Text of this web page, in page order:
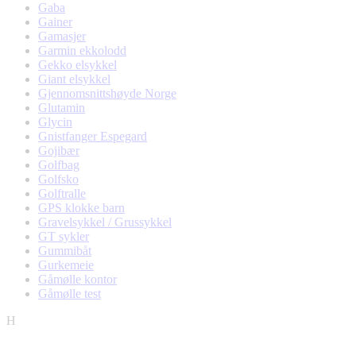
Gaba
Gainer
Gamasjer
Garmin ekkolodd
Gekko elsykkel
Giant elsykkel
Gjennomsnittshøyde Norge
Glutamin
Glycin
Gnistfanger Espegard
Gojibær
Golfbag
Golfsko
Golftralle
GPS klokke barn
Gravelsykkel / Grussykkel
GT sykler
Gummibåt
Gurkemeie
Gåmølle kontor
Gåmølle test
H